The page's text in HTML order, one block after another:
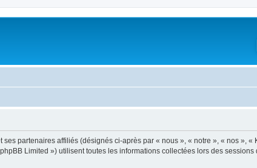
partenaires affiliés (désignés ci-après par « nous », « notre », « nos », «
Limited ») utilisent toutes les informations collectées lors des sessions